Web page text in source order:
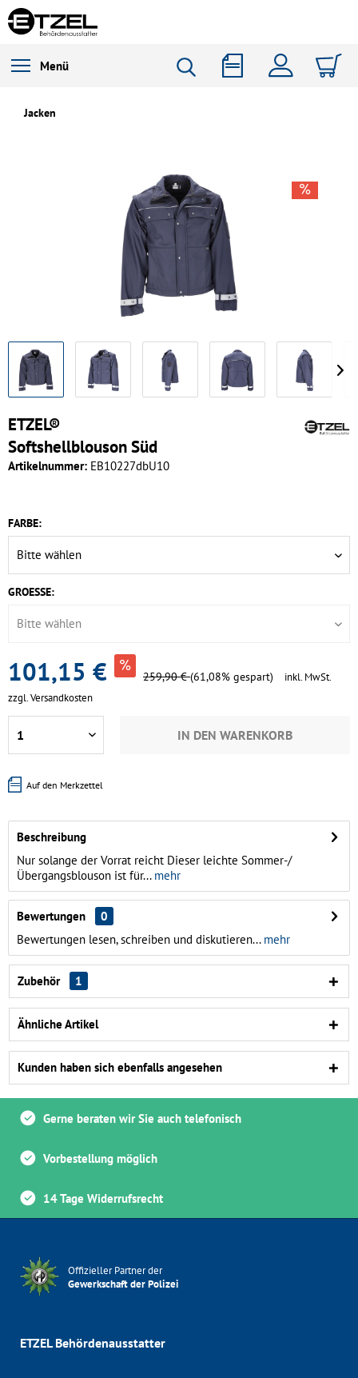
Menü
Jacken
ETZEL®
Softshellblouson Süd
Artikelnummer: EB10227dbU10
FARBE:
GROESSE:
101,15 € 259,90 €(61,08% gespart)
inkl. MwSt.
zzgl. Versandkosten
IN DEN WARENKORB
Auf den Merkzettel
Beschreibung
Nur solange der Vorrat reicht Dieser leichte Sommer-/
Übergangsblouson ist für...mehr
Bewertungen
0
Bewertungen lesen, schreiben und diskutieren...mehr
Zubehör 1
Ähnliche Artikel
Kunden haben sich ebenfalls angesehen
Gerne beraten wir Sie auch telefonisch
Vorbestellung möglich
14 Tage Widerrufsrecht
Offizieller Partner der
Gewerkschaft der Polizei
ETZEL Behördenausstatter